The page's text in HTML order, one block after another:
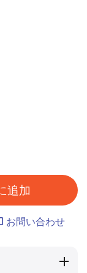
追加
お問い合わせ